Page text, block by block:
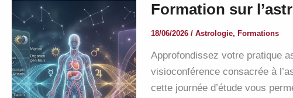
bases
du
et
dominantes
Formation sur
18/06/2026/Astrologie, Formations
Approfondissez votre pratique
visioconférence consacrée à
cette journée d’étude vous